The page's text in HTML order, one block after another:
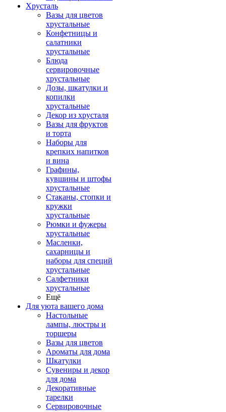
Хрусталь
Вазы для цветов
хрустальные
Конфетницы и
салатники
хрустальные
Блюда
сервировочные
хрустальные
Дозы, шкатулки и
копилки
хрустальные
Декор из хрусталя
Вазы для фруктов
и торта
Наборы для
крепких напитков
и вина
Графины,
кувшины и штофы
хрустальные
Стаканы, стопки и
кружки
хрустальные
Рюмки и фужеры
хрустальные
Масленки,
сахарницы и
наборы для специй
хрустальные
Салфетники
хрустальные
Ещё
Для уюта вашего дома
Настольные
лампы, люстры и
торшеры
Вазы для цветов
Ароматы для дома
Шкатулки
Сувениры и декор
для дома
Декоративные
тарелки
Сервировочные